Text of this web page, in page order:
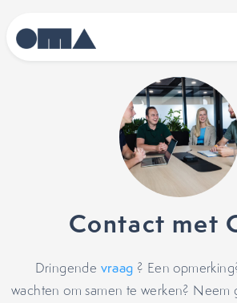
Contact met
Dringende vraag ? Een
wachten om samen te werken? Neem